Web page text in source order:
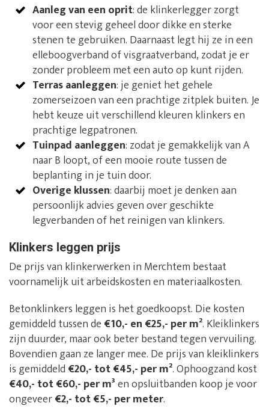
Aanleg van een oprit: de klinkerlegger zorgt
voor een stevig geheel door dikke en sterke
stenen te gebruiken. Daarnaast legt hij ze in een
elleboogverband of visgraatverband, zodat je er
zonder probleem met een auto op kunt rijden.
Terras aanleggen: je geniet het gehele
zomerseizoen van een prachtige zitplek buiten. Je
hebt keuze uit verschillend kleuren klinkers en
prachtige legpatronen.
Tuinpad aanleggen: zodat je gemakkelijk van A
naar B loopt, of een mooie route tussen de
beplanting in je tuin door.
Overige klussen: daarbij moet je denken aan
persoonlijk advies geven over geschikte
legverbanden of het reinigen van klinkers.
Klinkers leggen prijs
De prijs van klinkerwerken in Merchtem bestaat
voornamelijk uit arbeidskosten en materiaalkosten.
Betonklinkers leggen is het goedkoopst. Die kosten
gemiddeld tussen de €10,- en €25,- per m². Kleiklinkers
zijn duurder, maar ook beter bestand tegen vervuiling.
Bovendien gaan ze langer mee. De prijs van kleiklinkers
is gemiddeld €20,- tot €45,- per m². Ophoogzand kost
€40,- tot €60,- per m³en opsluitbanden koop je voor
ongeveer€2,- tot €5,- per meter.